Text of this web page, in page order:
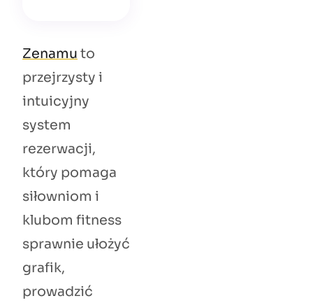
Zenamu to
przejrzysty i
intuicyjny
system
rezerwacji,
który pomaga
siłowniom i
klubom fitness
sprawnie ułożyć
grafik,
prowadzić